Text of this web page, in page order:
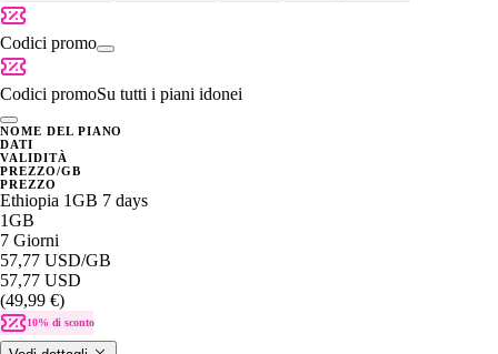
Codici promo
Codici promoSu tutti i piani idonei
NOME DEL PIANO
DATI
VALIDITÀ
PREZZO/GB
PREZZO
Ethiopia 1GB 7 days
1GB
7 Giorni
57,77 USD/GB
57,77 USD
(49,99 €)
10% di sconto